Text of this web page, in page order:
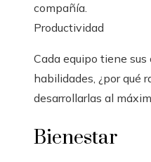
compañía.
Productividad
Cada equipo tiene
habilidades, ¿por qué
desarrollarlas al
Bienestar